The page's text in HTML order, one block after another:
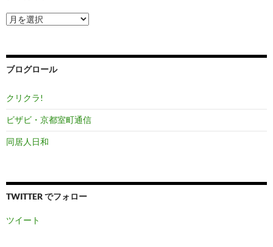
ア
ー
ブ
ブログロール
クリクラ!
ビザビ・京都室町通信
同居人日和
TWITTER でフォロー
ツイート